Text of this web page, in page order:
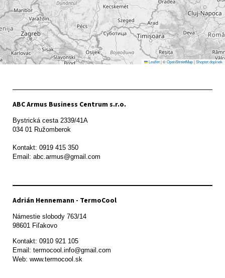
Leaflet|©OpenStreetMap|Shoptet doplnek
ABC Armus Business Centrum s.r.o.
Bystrická cesta 2339/41A
034 01 Ružomberok
Kontakt: 0919 415 350
Adrián Hennemann - TermoCool
Námestie slobody 763/14
98601 Fiľakovo
Kontakt: 0910 921 105
Email: termocool.info@gmail.com
Web: www.termocool.sk